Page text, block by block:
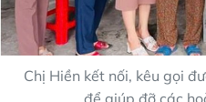
Chị Hiền kết nối, kêu gọi